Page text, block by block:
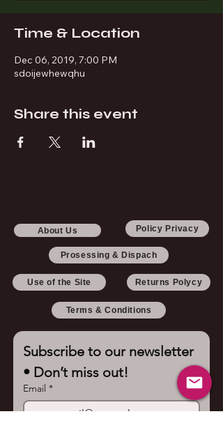
Time & Location
Dec 06, 2019, 7:00 PM
sdoijewhewqhu
Share this event
About Us Policy Privacy
Prosessing & Dispach
Use of the Site Returns Polycy
Terms & Conditions
Subscribe to our newsletter
• Don’t miss out!
Email *